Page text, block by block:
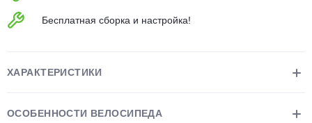
Бесплатная сборка и настройка!
ХАРАКТЕРИСТИКИ
ОСОБЕННОСТИ ВЕЛОСИПЕДА
Остались вопросы?